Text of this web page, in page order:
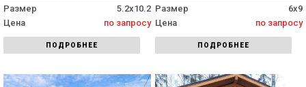
Размер
5.2x10.2
Цена
по запросу
ПОДРОБНЕЕ
Размер
6х9
Цена
по запросу
ПОДРОБНЕЕ